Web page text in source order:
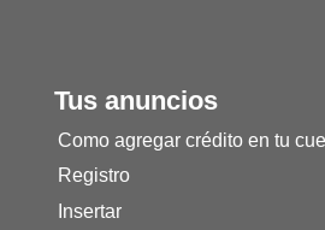
Tus anuncios
Como agregar crédito en tu
Registro
Insertar